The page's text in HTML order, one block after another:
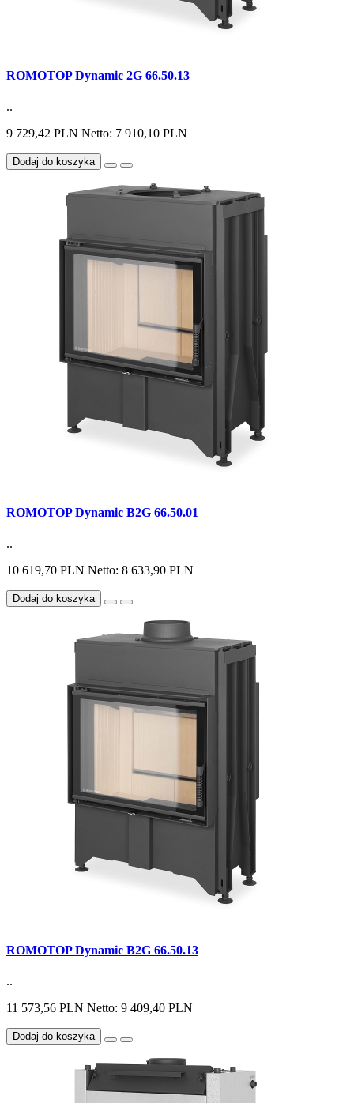
ROMOTOP Dynamic 2G 66.50.13
..
9 729,42 PLN Netto: 7 910,10 PLN
Dodaj do koszyka
ROMOTOP Dynamic B2G 66.50.01
..
10 619,70 PLN Netto: 8 633,90 PLN
Dodaj do koszyka
ROMOTOP Dynamic B2G 66.50.13
..
11 573,56 PLN Netto: 9 409,40 PLN
Dodaj do koszyka